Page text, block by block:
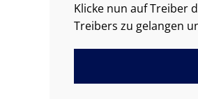
Klicke nun auf Treiber
Treibers zu gelangen